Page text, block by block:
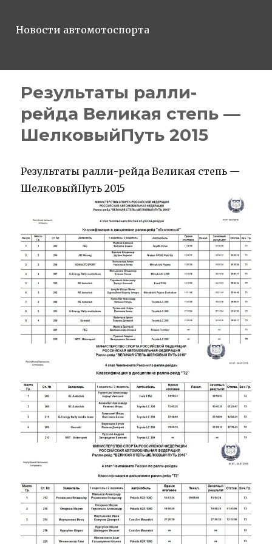
Новости автомотоспорта
Результаты ралли-
рейда Великая степь —
ШелковыйПуть 2015
Результаты ралли-рейда Великая степь —
ШелковыйПуть 2015